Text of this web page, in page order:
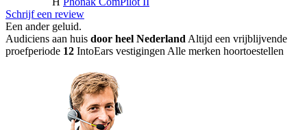
Schrijf een review
Een ander geluid.
Audiciens aan huis door heel Nederland Altijd een vrijblijvende
proefperiode 12 IntoEars vestigingen Alle merken hoortoestellen